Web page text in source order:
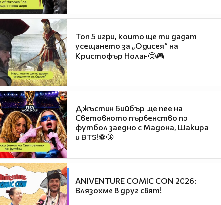
Топ 5 игри, които ще ти дадат
усещането за „Одисея“ на
Кристофър Нолан🤩🎮
Джъстин Бийбър ще пее на
Световното първенство по
футбол заедно с Мадона, Шакира
и BTS!⚽🤩
ANIVENTURE COMIC CON 2026:
Влязохме в друг свят!